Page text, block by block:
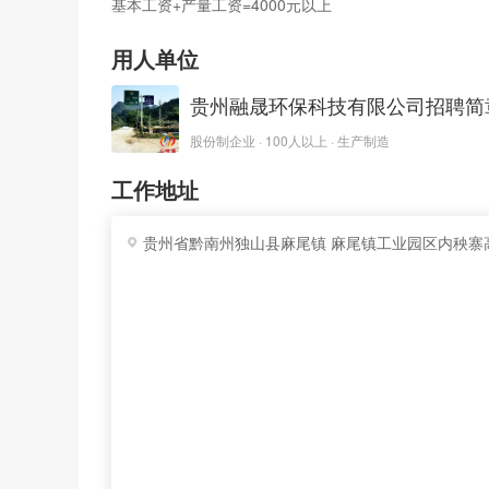
用人单位
贵州融晟环保科技有限公司招聘
股份制企业 · 100人以上 · 生产制造
工作地址
贵州省黔南州独山县麻尾镇 麻尾镇工业园区内秧寨